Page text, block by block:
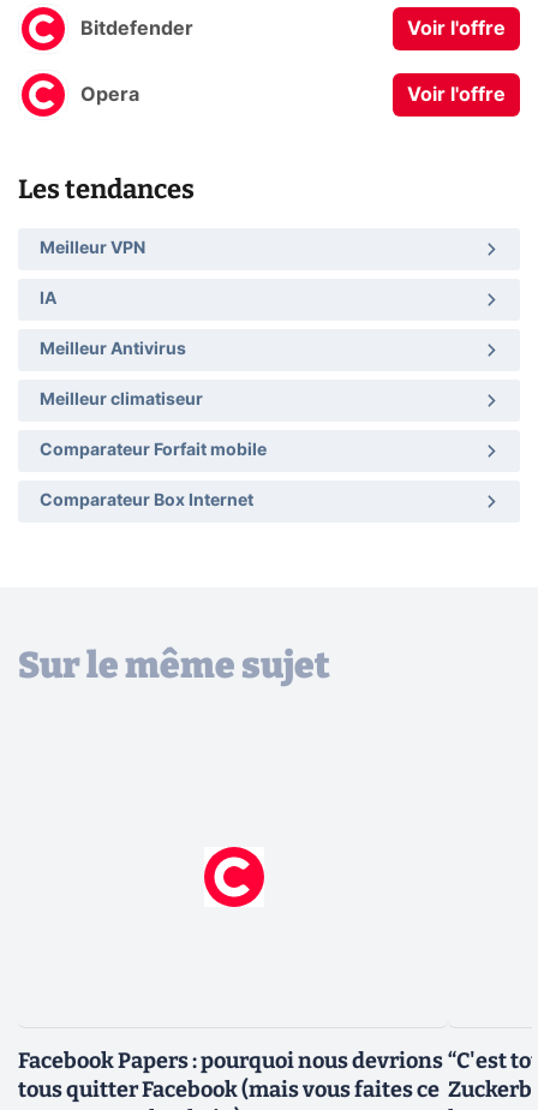
Bitdefender Voir l'offre
Opera Voir l'offre
Les tendances
Meilleur VPN
IA
Meilleur Antivirus
Meilleur climatiseur
Comparateur Forfait mobile
Comparateur Box Internet
Sur le même sujet
Facebook Papers : pourquoi nous devrions
tous quitter Facebook (mais vous faites ce
“C'est